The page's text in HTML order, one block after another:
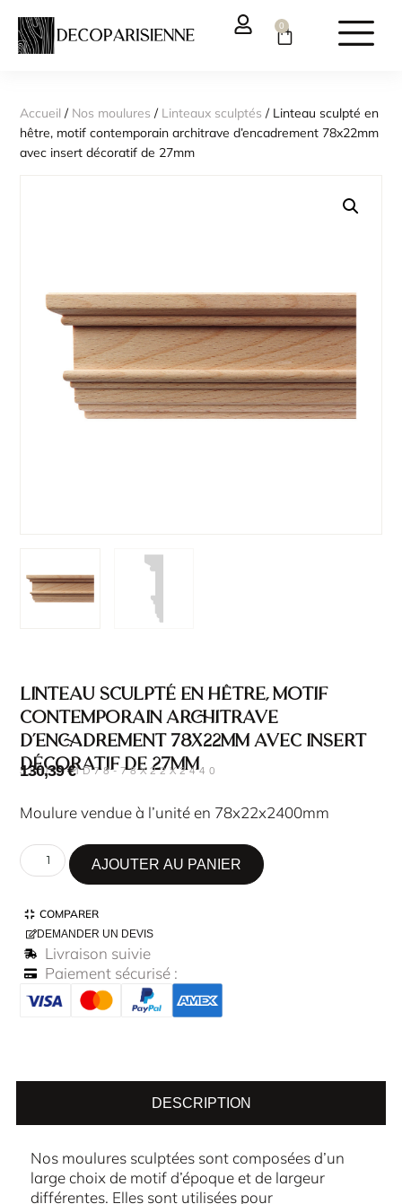
0
Accueil / Nos moulures / Linteaux sculptés / Linteau sculpté en
hêtre, motif contemporain architrave d’encadrement 78x22mm
avec insert décoratif de 27mm
Linteau sculpté en hêtre, motif
contemporain architrave
d’encadrement 78x22mm avec insert
décoratif de 27mm
SKU : MD78-78X22X2440
130,39€
Moulure vendue à l’unité en 78x22x2400mm
AJOUTER AU PANIER
COMPARER
DEMANDER UN DEVIS
Livraison suivie
Paiement sécurisé :
DESCRIPTION
Nos moulures sculptées sont composées d’un
large choix de motif d’époque et de largeur
différentes. Elles sont utilisées pour